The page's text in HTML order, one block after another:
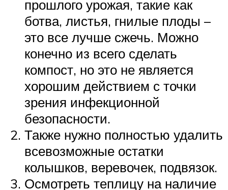
прошлого урожая, такие как
ботва, листья, гнилые плоды –
это все лучше сжечь. Можно
конечно из всего сделать
компост, но это не является
хорошим действием с точки
зрения инфекционной
безопасности.
Также нужно полностью удалить
всевозможные остатки
колышков, веревочек, подвязок.
Осмотреть теплицу на наличие